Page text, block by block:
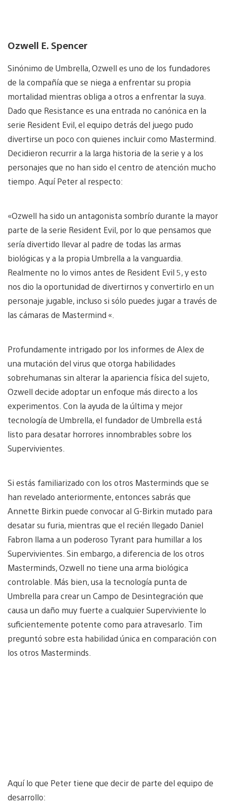
Ozwell E. Spencer
Sinónimo de Umbrella, Ozwell es uno de los fundadores
de la compañía que se niega a enfrentar su propia
mortalidad mientras obliga a otros a enfrentar la suya.
Dado que Resistance es una entrada no canónica en la
serie Resident Evil, el equipo detrás del juego pudo
divertirse un poco con quienes incluir como Mastermind.
Decidieron recurrir a la larga historia de la serie y a los
personajes que no han sido el centro de atención mucho
tiempo. Aquí Peter al respecto:
«Ozwell ha sido un antagonista sombrío durante la mayor
parte de la serie Resident Evil, por lo que pensamos que
sería divertido llevar al padre de todas las armas
biológicas y a la propia Umbrella a la vanguardia.
Realmente no lo vimos antes de Resident Evil 5, y esto
nos dio la oportunidad de divertirnos y convertirlo en un
personaje jugable, incluso si sólo puedes jugar a través de
las cámaras de Mastermind «.
Profundamente intrigado por los informes de Alex de
una mutación del virus que otorga habilidades
sobrehumanas sin alterar la apariencia física del sujeto,
Ozwell decide adoptar un enfoque más directo a los
experimentos. Con la ayuda de la última y mejor
tecnología de Umbrella, el fundador de Umbrella está
listo para desatar horrores innombrables sobre los
Supervivientes.
Si estás familiarizado con los otros Masterminds que se
han revelado anteriormente, entonces sabrás que
Annette Birkin puede convocar al G-Birkin mutado para
desatar su furia, mientras que el recién llegado Daniel
Fabron llama a un poderoso Tyrant para humillar a los
Supervivientes. Sin embargo, a diferencia de los otros
Masterminds, Ozwell no tiene una arma biológica
controlable. Más bien, usa la tecnología punta de
Umbrella para crear un Campo de Desintegración que
causa un daño muy fuerte a cualquier Superviviente lo
suficientemente potente como para atravesarlo. Tim
preguntó sobre esta habilidad única en comparación con
los otros Masterminds.
Aquí lo que Peter tiene que decir de parte del equipo de
desarrollo: